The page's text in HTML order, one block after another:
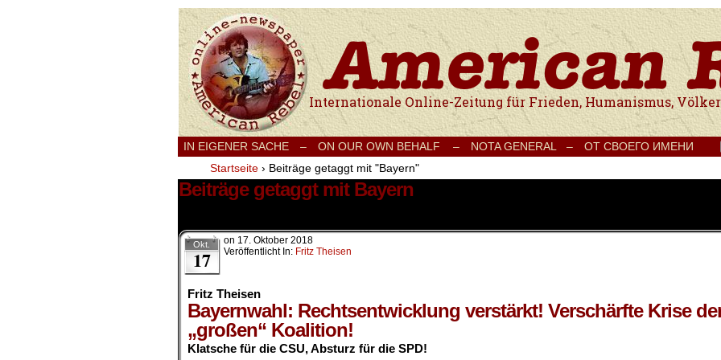
Internationale Onlinezeitung für Frieden, Humanismus, Völkerverständigung und
IN EIGENER SACHE – ON OUR OWN BEHALF – NOTA GENERAL – ОТ СВОЕГО ИМЕНИ
Startseite › Beiträge getaggt mit "Bayern"
Beiträge getaggt mit Bayern
Okt.
17
on 17. Oktober 2018
Veröffentlicht In: Fritz Theisen
Fritz Theisen
Bayernwahl: Rechtsentwicklung verstärkt! Verschärfte Krise
„großen“ Koalition!
Klatsche für die CSU, Absturz für die SPD!